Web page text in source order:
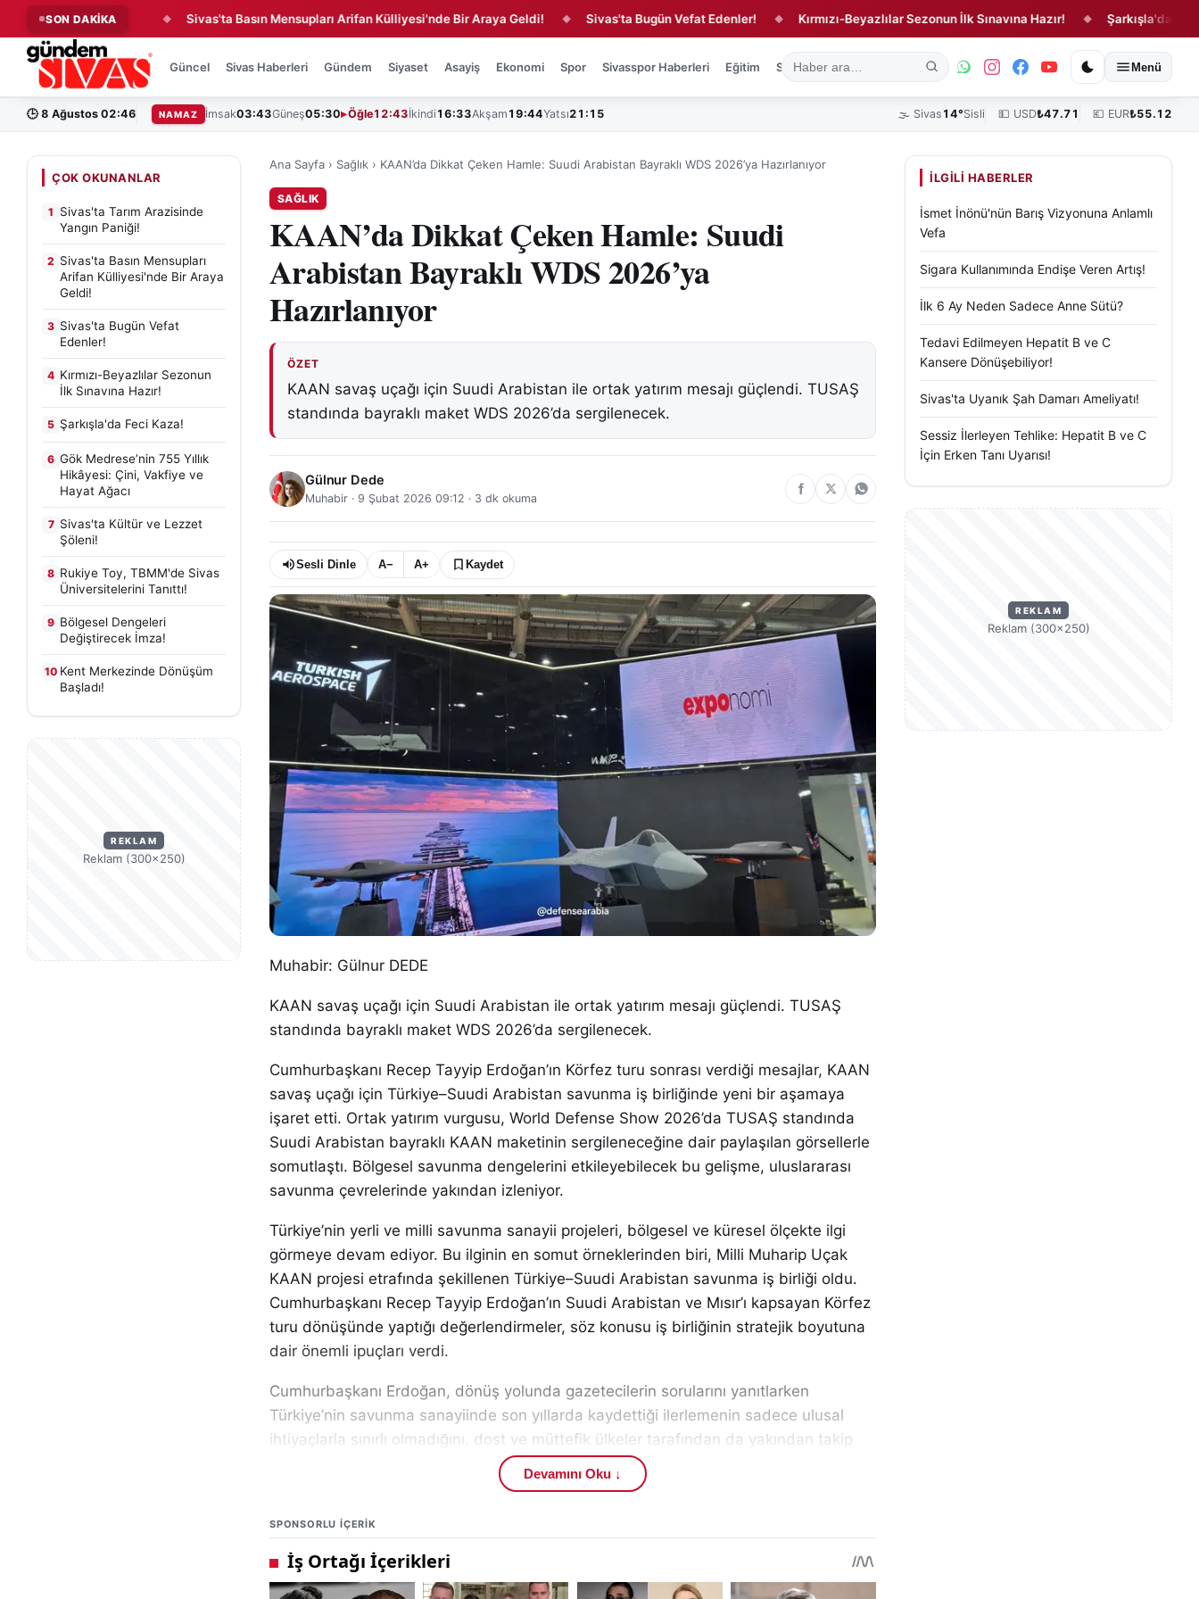
SON DAKİKA
Yangın Paniği! Sivas'ta Basın Mensupları Arifan Külliyesi'nde Bir Araya Geldi! ◆ Sivas'ta Bugün Vefat Edenler! ◆ Kırmızı-Beyazlılar Sezonun İlk Sınavına Hazır! ◆ Şarkışla'da Feci Kaza!
Güncel Sivas Haberleri Gündem Siyaset Asayiş Ekonomi Spor Sivasspor Haberleri Eğitim Sağlık Kültür, Sanat ve Tarih Yaşam Sivas Vefat Edenler Köşe
Menü
🕒 8 Ağustos 02:46 NAMAZ İmsak03:43Güneş05:30 Öğle12:43İkindi 16:33Akşam 19:44Yatsı21:15 🌫️ Sivas 14°Sisli 💵 USD₺47.71 💶 EUR₺55.12
ÇOK OKUNANLAR
1 Sivas'ta Tarım Arazisinde
Yangın Paniği!
2 Sivas'ta Basın Mensupları
Arifan Külliyesi'nde Bir Araya
Geldi!
3 Sivas'ta Bugün Vefat
Edenler!
4 Kırmızı-Beyazlılar Sezonun
İlk Sınavına Hazır!
5 Şarkışla'da Feci Kaza!
6 Gök Medrese’nin 755 Yıllık
Hikâyesi: Çini, Vakfiye ve
Hayat Ağacı
7 Sivas'ta Kültür ve Lezzet
Şöleni!
8 Rukiye Toy, TBMM'de Sivas
Üniversitelerini Tanıttı!
9 Bölgesel Dengeleri
Değiştirecek İmza!
10 Kent Merkezinde Dönüşüm
Başladı!
REKLAM
Reklam (300×250)
Ana Sayfa › Sağlık › KAAN’da Dikkat Çeken Hamle: Suudi Arabistan Bayraklı WDS 2026’ya Hazırlanıyor
SAĞLIK
KAAN’da Dikkat Çeken Hamle: Suudi
Arabistan Bayraklı WDS 2026’ya
Hazırlanıyor
ÖZET
KAAN savaş uçağı için Suudi Arabistan ile ortak yatırım mesajı güçlendi. TUSAŞ
standında bayraklı maket WDS 2026’da sergilenecek.
Gülnur Dede
Muhabir · 9 Şubat 2026 09:12 · 3 dk okuma
Sesli Dinle A− A+ Kaydet
Muhabir: Gülnur DEDE
KAAN savaş uçağı için Suudi Arabistan ile ortak yatırım mesajı güçlendi. TUSAŞ
standında bayraklı maket WDS 2026’da sergilenecek.
Cumhurbaşkanı Recep Tayyip Erdoğan’ın Körfez turu sonrası verdiği mesajlar, KAAN
savaş uçağı için Türkiye–Suudi Arabistan savunma iş birliğinde yeni bir aşamaya
işaret etti. Ortak yatırım vurgusu, World Defense Show 2026’da TUSAŞ standında
Suudi Arabistan bayraklı KAAN maketinin sergileneceğine dair paylaşılan görsellerle
somutlaştı. Bölgesel savunma dengelerini etkileyebilecek bu gelişme, uluslararası
savunma çevrelerinde yakından izleniyor.
Türkiye’nin yerli ve milli savunma sanayii projeleri, bölgesel ve küresel ölçekte ilgi
görmeye devam ediyor. Bu ilginin en somut örneklerinden biri, Milli Muharip Uçak
KAAN projesi etrafında şekillenen Türkiye–Suudi Arabistan savunma iş birliği oldu.
Cumhurbaşkanı Recep Tayyip Erdoğan’ın Suudi Arabistan ve Mısır’ı kapsayan Körfez
turu dönüşünde yaptığı değerlendirmeler, söz konusu iş birliğinin stratejik boyutuna
dair önemli ipuçları verdi.
Cumhurbaşkanı Erdoğan, dönüş yolunda gazetecilerin sorularını yanıtlarken
Türkiye’nin savunma sanayiinde son yıllarda kaydettiği ilerlemenin sadece ulusal
ihtiyaçlarla sınırlı olmadığını, dost ve müttefik ülkeler tarafından da yakından takip
edildiğini ifade etti. Suudi Arabistan ile ilişkilerin tarihsel ve kültürel temellere
dayandığını hatırlatan Erdoğan, bu bağların savunma sanayii alanında da
Erdoğan açıklamasında, “Savunma sanayiinde önceliğimiz kendi ihtiyaçlarımızı
karşılamak. Bununla birlikte dost ve kardeş ülkelerin taleplerine de imkânlarımız
Devamını Oku ↓
SPONSORLU IÇERIK
İLGILI HABERLER
İsmet İnönü'nün Barış Vizyonuna Anlamlı
Vefa
Sigara Kullanımında Endişe Veren Artış!
İlk 6 Ay Neden Sadece Anne Sütü?
Tedavi Edilmeyen Hepatit B ve C
Kansere Dönüşebiliyor!
Sivas'ta Uyanık Şah Damarı Ameliyatı!
Sessiz İlerleyen Tehlike: Hepatit B ve C
İçin Erken Tanı Uyarısı!
REKLAM
Reklam (300×250)